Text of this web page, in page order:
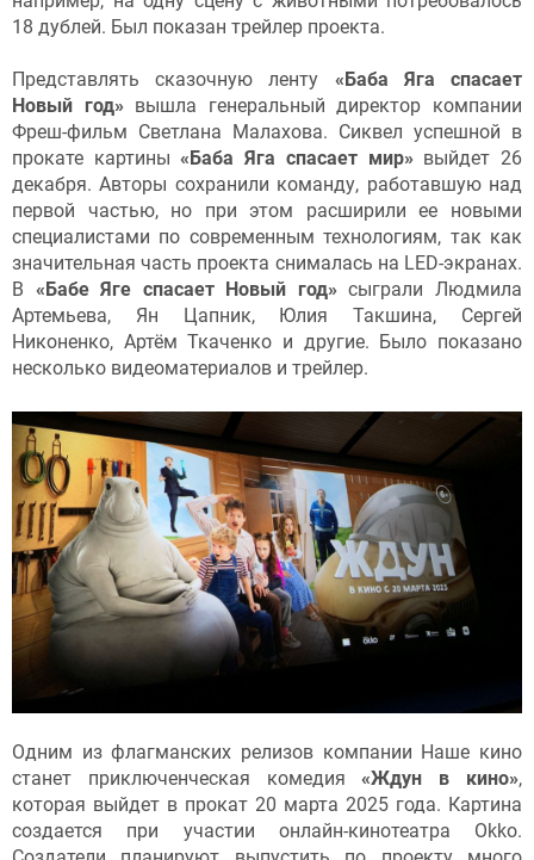
18 дублей. Был показан трейлер проекта.
Представлять сказочную ленту «Баба Яга спасает
Новый год» вышла генеральный директор компании
Фреш-фильм Светлана Малахова. Сиквел успешной в
прокате картины«Баба Яга спасает мир» выйдет 26
декабря. Авторы сохранили команду, работавшую над
первой частью, но при этом расширили ее новыми
специалистами по современным технологиям, так как
значительная часть проекта снималась на LED-экранах.
В «Бабе Яге спасает Новый год» сыграли Людмила
Артемьева, Ян Цапник, Юлия Такшина, Сергей
Никоненко, Артём Ткаченко и другие. Было показано
несколько видеоматериалов и трейлер.
Одним из флагманских релизов компании Наше кино
станет приключенческая комедия«Ждун в кино»,
которая выйдет в прокат 20 марта 2025 года. Картина
создается при участии онлайн-кинотеатра Okko.